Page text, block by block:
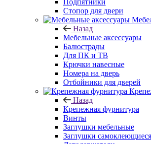
Подпятники
Стопор для двери
Назад
Мебельные аксессуары
Балюстрады
Для ПК и ТВ
Крючки навесные
Номера на дверь
Отбойники для дверей
Назад
Крепежная фурнитура
Винты
Заглушки мебельные
Заглушки самоклеющиеся